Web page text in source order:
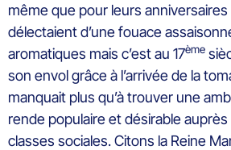
même que pour leurs
délectaient d’une fouace
aromatiques mais c’est au 17ème
son envol grâce à l’arrivée de la
manquait plus qu’à trouver une
rende populaire et désirable
classes sociales. Citons la Reine